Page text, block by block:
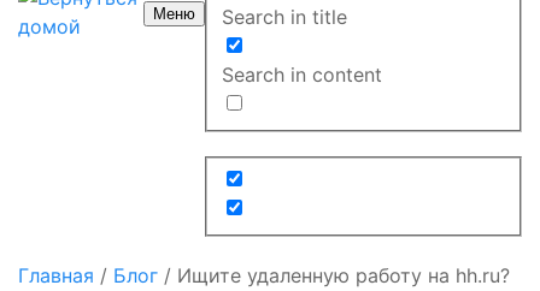
Меню Search in title
Search in content
Главная / Блог / Ищите удаленную работу на hh.ru?